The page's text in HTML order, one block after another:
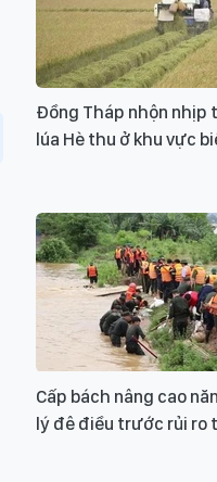
Đồng Tháp nhộn nhịp
lúa Hè thu ở khu vực
Cấp bách nâng cao
lý đê điều trước rủi ro